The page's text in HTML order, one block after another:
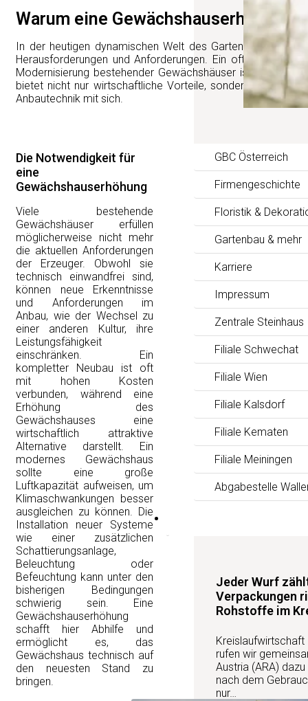
GBC Österreich
Firmengeschichte
Floristik &
Gartenbau & mehr
Karriere
Impressum
Zentrale Steinhaus
Filiale Schwechat
Filiale Wien
Filiale Kalsdorf
Filiale Kematen
Filiale Meiningen
Abgabestelle
Jeder Wurf
Verpackungen
Rohstoffe im
Kreislaufwirtschaft
rufen wir
Austria (ARA)
nach dem
nur…
Warum eine Gewächshauserhöhung
In der heutigen dynamischen Welt des Gartenbaus
Herausforderungen und Anforderungen. Ein oft
Modernisierung bestehender Gewächshäuser ist die
bietet nicht nur wirtschaftliche Vorteile, sondern bringt
Anbautechnik mit sich.
Die Notwendigkeit für
eine
Gewächshauserhöhung
Viele bestehende
Gewächshäuser erfüllen
möglicherweise nicht mehr
die aktuellen Anforderungen
der Erzeuger. Obwohl sie
technisch einwandfrei sind,
können neue Erkenntnisse
und Anforderungen im
Anbau, wie der Wechsel zu
einer anderen Kultur, ihre
Leistungsfähigkeit
einschränken. Ein
kompletter Neubau ist oft
mit hohen Kosten
verbunden, während eine
Erhöhung des
Gewächshauses eine
wirtschaftlich attraktive
Alternative darstellt. Ein
modernes Gewächshaus
sollte eine große
Luftkapazität aufweisen, um
Klimaschwankungen besser
ausgleichen zu können. Die
Installation neuer Systeme
wie einer zusätzlichen
Schattierungsanlage,
Beleuchtung oder
Befeuchtung kann unter den
bisherigen Bedingungen
schwierig sein. Eine
Gewächshauserhöhung
schafft hier Abhilfe und
ermöglicht es, das
Gewächshaus technisch auf
den neuesten Stand zu
bringen.